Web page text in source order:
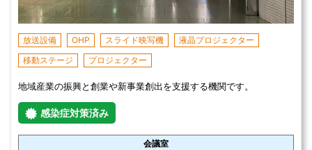
放送設備 OHP スライド映写機
液晶プロジェクター
移動ステージ
プロジェクター
地域産業の振興と創業や新事業創出を支援する機関です。
感染症対策済み
会議室